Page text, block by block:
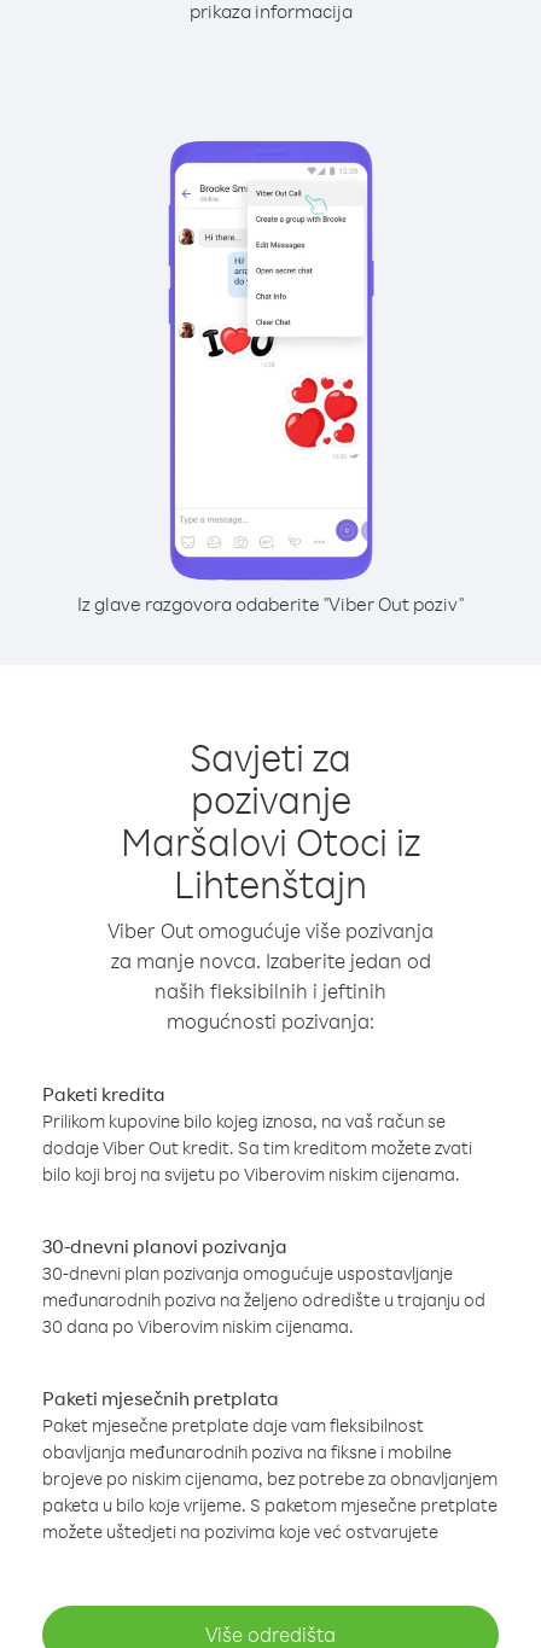
prikaza informacija
Iz glave razgovora odaberite "Viber Out poziv"
Savjeti za
pozivanje
Maršalovi Otoci iz
Lihtenštajn
Viber Out omogućuje više pozivanja
za manje novca. Izaberite jedan od
naših fleksibilnih i jeftinih
mogućnosti pozivanja:
Paketi kredita
Prilikom kupovine bilo kojeg iznosa, na vaš račun se
dodaje Viber Out kredit. Sa tim kreditom možete zvati
bilo koji broj na svijetu po Viberovim niskim cijenama.
30-dnevni planovi pozivanja
30-dnevni plan pozivanja omogućuje uspostavljanje
međunarodnih poziva na željeno odredište u trajanju od
30 dana po Viberovim niskim cijenama.
Paketi mjesečnih pretplata
Paket mjesečne pretplate daje vam fleksibilnost
obavljanja međunarodnih poziva na fiksne i mobilne
brojeve po niskim cijenama, bez potrebe za obnavljanjem
paketa u bilo koje vrijeme. S paketom mjesečne pretplate
možete uštedjeti na pozivima koje već ostvarujete
Više odredišta